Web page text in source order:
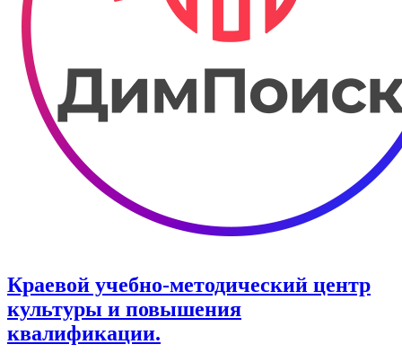
Краевой учебно-методический центр
культуры и повышения
квалификации.